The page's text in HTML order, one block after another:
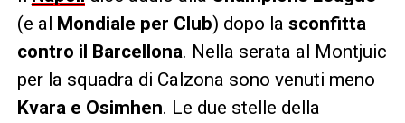
(e al Mondiale per Club) dopo la sconfitta
contro il Barcellona. Nella serata al Montjuic
per la squadra di Calzona sono venuti meno
Kvara e Osimhen. Le due stelle della